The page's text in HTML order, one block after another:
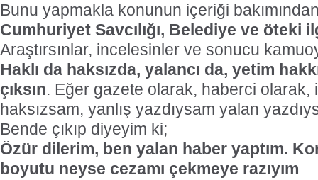
Bunu yapmakla konunun içeriği
Cumhuriyet Savcılığı, Belediye ve öteki
Araştırsınlar, incelesinler ve sonucu
Haklı da haksızda, yalancı da, yetim
çıksın. Eğer gazete olarak, haberci olarak,
haksızsam, yanlış yazdıysam yalan
Bende çıkıp diyeyim ki;
Özür dilerim, ben yalan haber yaptım.
boyutu neyse cezamı çekmeye razıyım